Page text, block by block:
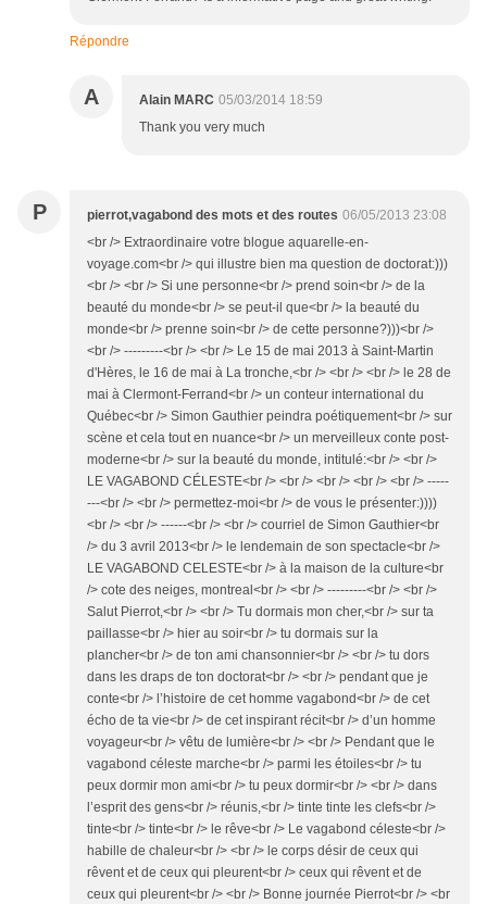
Répondre
A Alain MARC 05/03/2014 18:59
Thank you very much
P pierrot,vagabond des mots et des routes 06/05/2013 23:08
<br /> Extraordinaire votre blogue aquarelle-en-
voyage.com<br /> qui illustre bien ma question de doctorat:)))
<br /> <br /> Si une personne<br /> prend soin<br /> de la
beauté du monde<br /> se peut-il que<br /> la beauté du
monde<br /> prenne soin<br /> de cette personne?)))<br />
<br /> ---------<br /> <br /> Le 15 de mai 2013 à Saint-Martin
d'Hères, le 16 de mai à La tronche,<br /> <br /> <br /> le 28 de
mai à Clermont-Ferrand<br /> un conteur international du
Québec<br /> Simon Gauthier peindra poétiquement<br /> sur
scène et cela tout en nuance<br /> un merveilleux conte post-
moderne<br /> sur la beauté du monde, intitulé:<br /> <br />
LE VAGABOND CÉLESTE<br /> <br /> <br /> <br /> <br /> -----
---<br /> <br /> permettez-moi<br /> de vous le présenter:))))
<br /> <br /> ------<br /> <br /> courriel de Simon Gauthier<br
/> du 3 avril 2013<br /> le lendemain de son spectacle<br />
LE VAGABOND CELESTE<br /> à la maison de la culture<br
/> cote des neiges, montreal<br /> <br /> ---------<br /> <br />
Salut Pierrot,<br /> <br /> Tu dormais mon cher,<br /> sur ta
paillasse<br /> hier au soir<br /> tu dormais sur la
plancher<br /> de ton ami chansonnier<br /> <br /> tu dors
dans les draps de ton doctorat<br /> <br /> pendant que je
conte<br /> l’histoire de cet homme vagabond<br /> de cet
écho de ta vie<br /> de cet inspirant récit<br /> d’un homme
voyageur<br /> vêtu de lumière<br /> <br /> Pendant que le
vagabond céleste marche<br /> parmi les étoiles<br /> tu
peux dormir mon ami<br /> tu peux dormir<br /> <br /> dans
l’esprit des gens<br /> réunis,<br /> tinte tinte les clefs<br />
tinte<br /> tinte<br /> le rêve<br /> Le vagabond céleste<br />
habille de chaleur<br /> <br /> le corps désir de ceux qui
rêvent et de ceux qui pleurent<br /> ceux qui rêvent et de
ceux qui pleurent<br /> <br /> Bonne journée Pierrot<br /> <br